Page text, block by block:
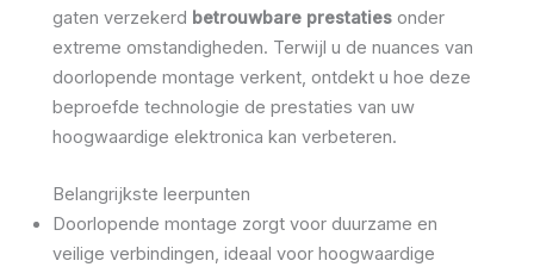
gaten verzekerd betrouwbare prestaties onder
extreme omstandigheden. Terwijl u de nuances van
doorlopende montage verkent, ontdekt u hoe deze
beproefde technologie de prestaties van uw
hoogwaardige elektronica kan verbeteren.
Belangrijkste leerpunten
Doorlopende montage zorgt voor duurzame en
veilige verbindingen, ideaal voor hoogwaardige